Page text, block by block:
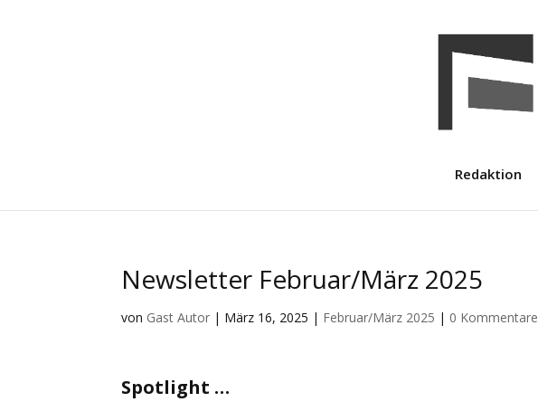
Redaktion
Newsletter Februar/März 2025
von Gast Autor | März 16, 2025 | Februar/März 2025 | 0 Kommentare
Spotlight …